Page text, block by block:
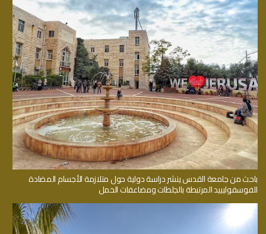
باحث من جامعة القدس ينشر دراسة دولية حول متلازمة الأجسام المضادة
للفوسفوليبيد المرتبطة بالجلطات ومضاعفات الحمل